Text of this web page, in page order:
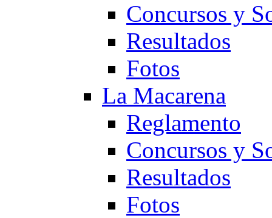
Concursos y
Resultados
Fotos
La Macarena
Reglamento
Concursos y
Resultados
Fotos